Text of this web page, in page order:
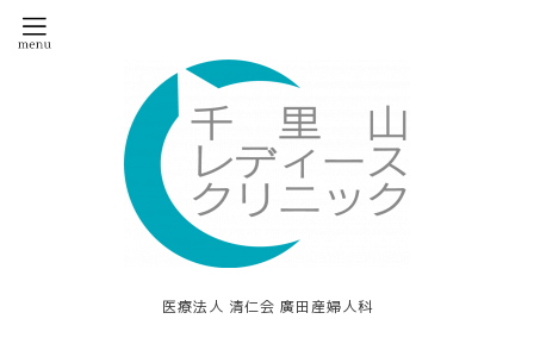
医療法人 清仁会 廣田産婦人科